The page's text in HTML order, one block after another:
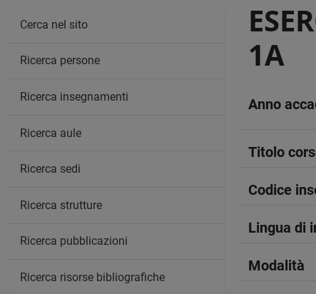
1A
Anno
Titolo
Codice
Lingua di
Modalità
Cerca nel sito
Ricerca persone
Ricerca insegnamenti
Ricerca aule
Ricerca sedi
Ricerca strutture
Ricerca pubblicazioni
Ricerca risorse bibliografiche